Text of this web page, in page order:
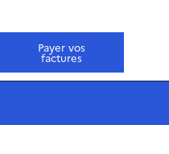
Payer vos
factures